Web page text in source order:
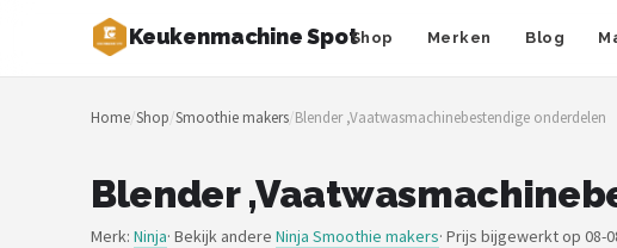
Keukenmachine SpotShop Merken Blog
Zoeken
NAVIGATIE
Merken
Home/Shop/Smoothie makers/Blender ,Vaatwasmachinebestendige onderdelen
Blender
Merk: Ninja· Bekijk andere Ninja Smoothie makers· Prijs bijgewerkt op 08-